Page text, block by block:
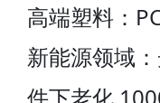
高端塑料：
新能源领域
件下老化